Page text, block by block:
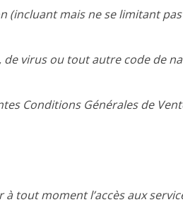
(incluant mais ne se limitant
de virus ou tout autre code de
Conditions Générales de
tout moment l’accès aux